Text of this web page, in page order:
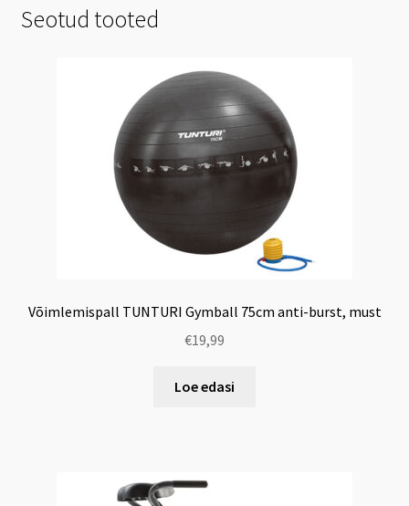
Seotud tooted
Võimlemispall TUNTURI Gymball 75cm anti-burst, must
€19,99
Loe edasi